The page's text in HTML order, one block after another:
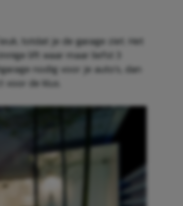
totdat je de garage ziet. Het
lift waar maar liefst 3
nodig voor je auto’s, dan
de klus.